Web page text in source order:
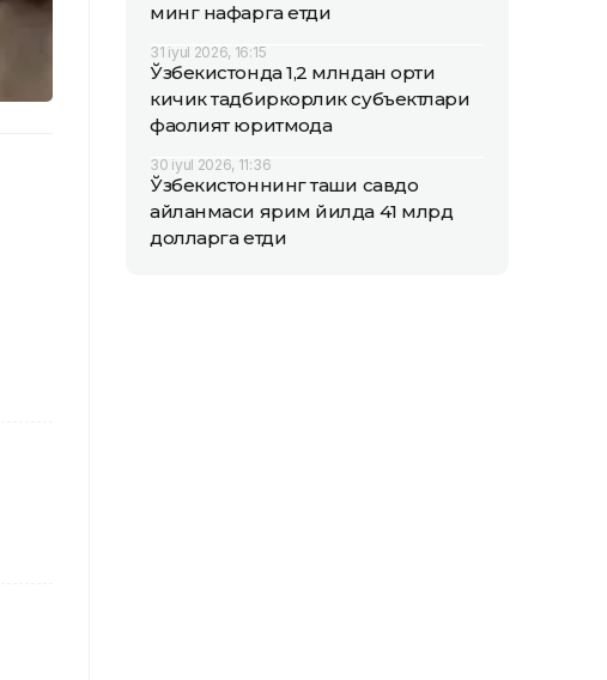
минг нафарга етди
31 iyul 2026, 16:15
Ўзбекистонда 1,2 млндан ортиқ
кичик тадбиркорлик субъектлари
фаолият юритмоқда
30 iyul 2026, 11:36
Ўзбекистоннинг ташқи савдо
айланмаси ярим йилда 41 млрд
долларга етди